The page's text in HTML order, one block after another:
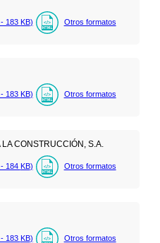
183 KB) Otros formatos
183 KB) Otros formatos
CONSTRUCCIÓN, S.A.
184 KB) Otros formatos
183 KB) Otros formatos